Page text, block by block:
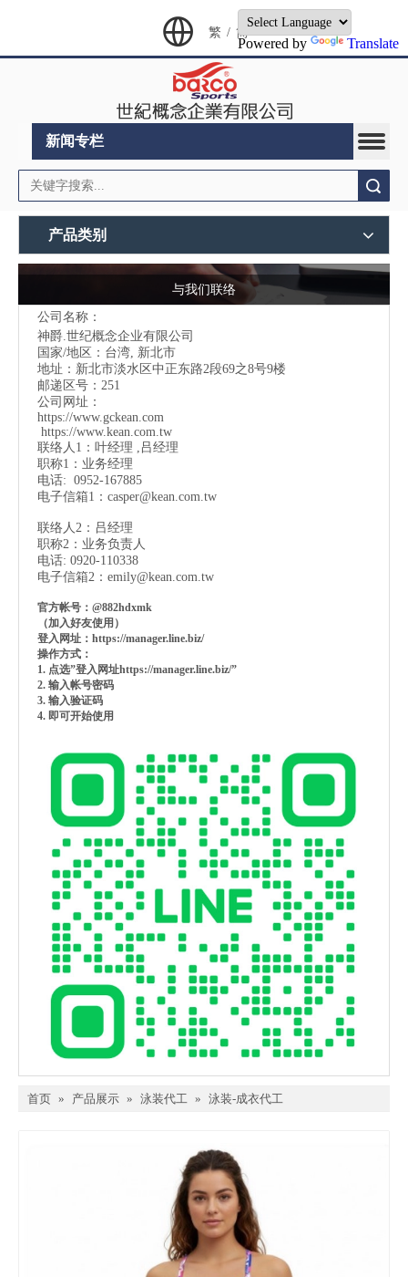
Powered by Translate
繁 / 简
新闻专栏
产品类别
与我们联络
公司名称：
神爵.世纪概念企业有限公司
国家/地区：台湾, 新北市
地址： 新北市淡水区中正东路2段69之8号9楼
邮递区号：251
公司网址：
https://www.gckean.com
https://www.kean.com.tw
联络人1：叶经理 ,吕经理
职称1：业务经理
电话: 0952-167885
电子信箱1： casper@kean.com.tw
联络人2：吕经理
职称2：业务负责人
电话: 0920-110338
电子信箱2： emily@kean.com.tw
官方帐号：@882hdxmk
（加入好友使用）
登入网址：https://manager.line.biz/
操作方式：
1. 点选”登入网址https://manager.line.biz/”
2. 输入帐号密码
3. 输入验证码
4. 即可开始使用
首页 » 产品展示 » 泳装代工 » 泳装-成衣代工